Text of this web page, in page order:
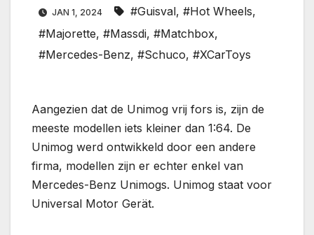
JAN 1, 2024 #Guisval, #Hot Wheels,
#Majorette, #Massdi, #Matchbox,
#Mercedes-Benz, #Schuco, #XCarToys
Aangezien dat de Unimog vrij fors is, zijn de
meeste modellen iets kleiner dan 1:64. De
Unimog werd ontwikkeld door een andere
firma, modellen zijn er echter enkel van
Mercedes-Benz Unimogs. Unimog staat voor
Universal Motor Gerät.